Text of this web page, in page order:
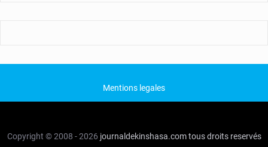
Mentions legales
Copyright © 2008 - 2026 journaldekinshasa.com tous droits reservés